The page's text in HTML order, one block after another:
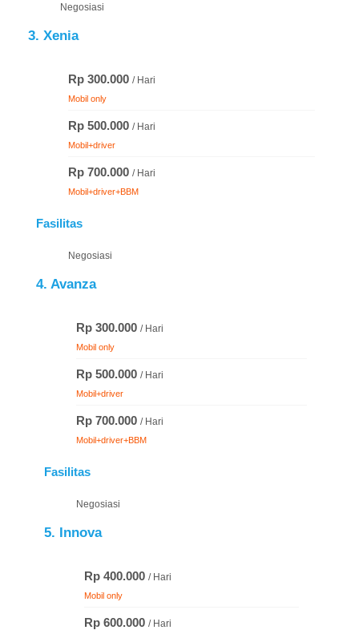
Negosiasi
3. Xenia
Rp 300.000 / Hari
Mobil only
Rp 500.000 / Hari
Mobil+driver
Rp 700.000 / Hari
Mobil+driver+BBM
Fasilitas
Negosiasi
4. Avanza
Rp 300.000 / Hari
Mobil only
Rp 500.000 / Hari
Mobil+driver
Rp 700.000 / Hari
Mobil+driver+BBM
Fasilitas
Negosiasi
5. Innova
Rp 400.000 / Hari
Mobil only
Rp 600.000 / Hari